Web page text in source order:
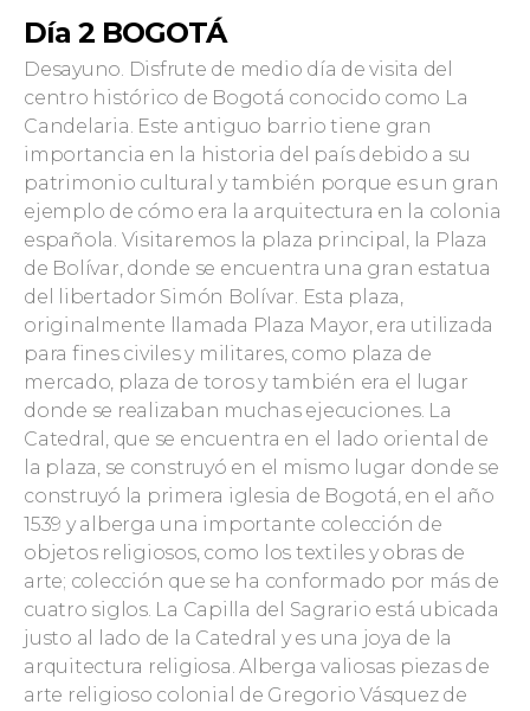
Día 2 BOGOTÁ
Desayuno. Disfrute de medio día de visita del
centro histórico de Bogotá conocido como La
Candelaria. Este antiguo barrio tiene gran
importancia en la historia del país debido a su
patrimonio cultural y también porque es un gran
ejemplo de cómo era la arquitectura en la colonia
española. Visitaremos la plaza principal, la Plaza
de Bolívar, donde se encuentra una gran estatua
del libertador Simón Bolívar. Esta plaza,
originalmente llamada Plaza Mayor, era utilizada
para fines civiles y militares, como plaza de
mercado, plaza de toros y también era el lugar
donde se realizaban muchas ejecuciones. La
Catedral, que se encuentra en el lado oriental de
la plaza, se construyó en el mismo lugar donde se
construyó la primera iglesia de Bogotá, en el año
1539 y alberga una importante colección de
objetos religiosos, como los textiles y obras de
arte; colección que se ha conformado por más de
cuatro siglos. La Capilla del Sagrario está ubicada
justo al lado de la Catedral y es una joya de la
arquitectura religiosa. Alberga valiosas piezas de
arte religioso colonial de Gregorio Vásquez de